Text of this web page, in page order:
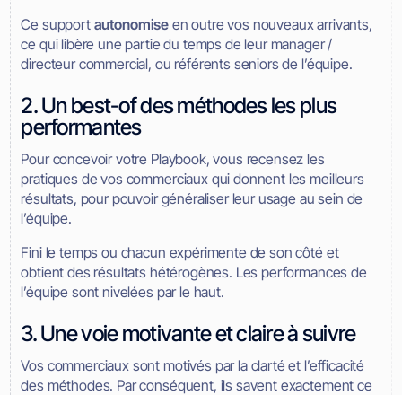
Ce support autonomise en outre vos nouveaux arrivants,
ce qui libère une partie du temps de leur manager /
directeur commercial, ou référents seniors de l’équipe.
2. Un best-of des méthodes les plus
performantes
Pour concevoir votre Playbook, vous recensez les
pratiques de vos commerciaux qui donnent les meilleurs
résultats, pour pouvoir généraliser leur usage au sein de
l’équipe.
Fini le temps ou chacun expérimente de son côté et
obtient des résultats hétérogènes. Les performances de
l’équipe sont nivelées par le haut.
3. Une voie motivante et claire à suivre
Vos commerciaux sont motivés par la clarté et l’efficacité
des méthodes. Par conséquent, ils savent exactement ce